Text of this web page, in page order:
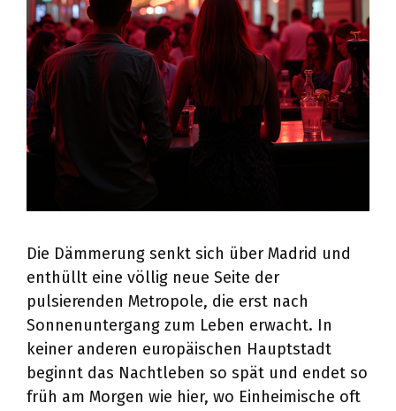
Die Dämmerung senkt sich über Madrid und
enthüllt eine völlig neue Seite der
pulsierenden Metropole, die erst nach
Sonnenuntergang zum Leben erwacht. In
keiner anderen europäischen Hauptstadt
beginnt das Nachtleben so spät und endet so
früh am Morgen wie hier, wo Einheimische oft